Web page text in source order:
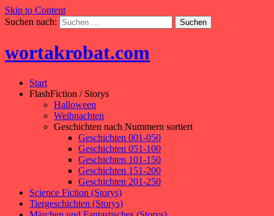
Skip to Content
Suchen nach:
wortakrobat.com
Start
FlashFiction / Storys
Halloween
Weihnachten
Geschichten nach Nummern sortiert
Geschichten 001-050
Geschichten 051-100
Geschichten 101-150
Geschichten 151-200
Geschichten 201-250
Science Fiction (Storys)
Tiergeschichten (Storys)